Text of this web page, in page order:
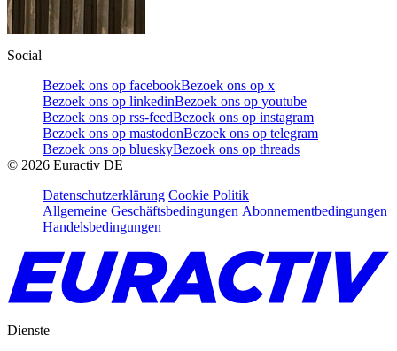
Social
Bezoek ons op facebookBezoek ons op x
Bezoek ons op linkedinBezoek ons op youtube
Bezoek ons op rss-feedBezoek ons op instagram
Bezoek ons op mastodonBezoek ons op telegram
Bezoek ons op blueskyBezoek ons op threads
© 2026 Euractiv DE
Datenschutzerklärung Cookie Politik
Allgemeine Geschäftsbedingungen Abonnementbedingungen
Handelsbedingungen
Dienste